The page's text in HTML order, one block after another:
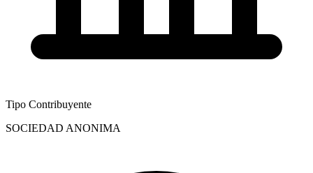
Tipo Contribuyente
SOCIEDAD ANONIMA